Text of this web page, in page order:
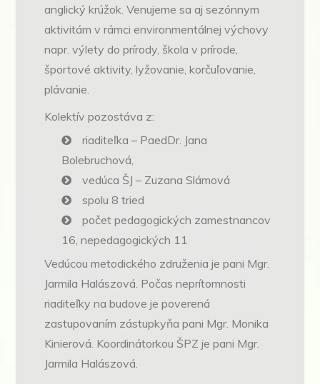
anglický krúžok. Venujeme sa aj sezónnym
aktivitám v rámci environmentálnej výchovy
napr. výlety do prírody, škola v prírode,
športové aktivity, lyžovanie, korčuľovanie,
plávanie.
Kolektív pozostáva z:
riaditeľka – PaedDr. Jana
Bolebruchová,
vedúca ŠJ – Zuzana Slámová
spolu 8 tried
počet pedagogických zamestnancov
16, nepedagogických 11
Vedúcou metodického združenia je pani Mgr.
Jarmila Halászová. Počas neprítomnosti
riaditeľky na budove je poverená
zastupovaním zástupkyňa pani Mgr. Monika
Kinierová. Koordinátorkou ŠPZ je pani Mgr.
Jarmila Halászová.